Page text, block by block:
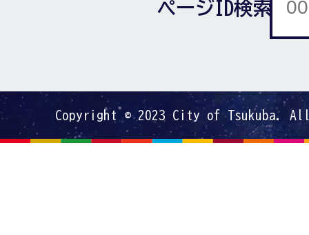
ページID検索
Copyright © 2023 City of Tsukuba.